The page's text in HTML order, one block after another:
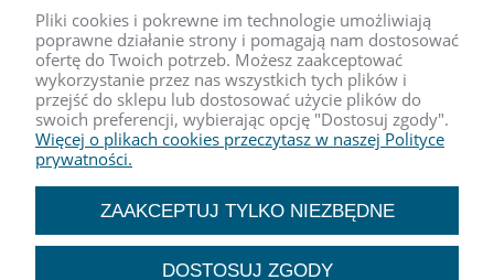
NEWSLETTER
Podaj swój adres e-mail,
jeżeli chcesz otrzymywać
informacje o nowościach i
promocjach.
POMOC
Pliki cookies i pokrewne im technologie umożliwiają
poprawne działanie strony i pomagają nam dostosować
ofertę do Twoich potrzeb. Możesz zaakceptować
wykorzystanie przez nas wszystkich tych plików i
przejść do sklepu lub dostosować użycie plików do
swoich preferencji, wybierając opcję "Dostosuj zgody".
Więcej o plikach cookies przeczytasz w naszej Polityce
prywatności.
ZAAKCEPTUJ TYLKO NIEZBĘDNE
DOSTOSUJ ZGODY